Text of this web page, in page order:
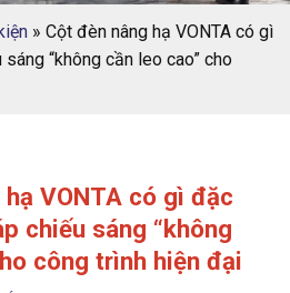
» Cột đèn nâng hạ VONTA có gì
“không cần leo cao” cho
VONTA có gì đặc
chiếu sáng “không
công trình hiện đại